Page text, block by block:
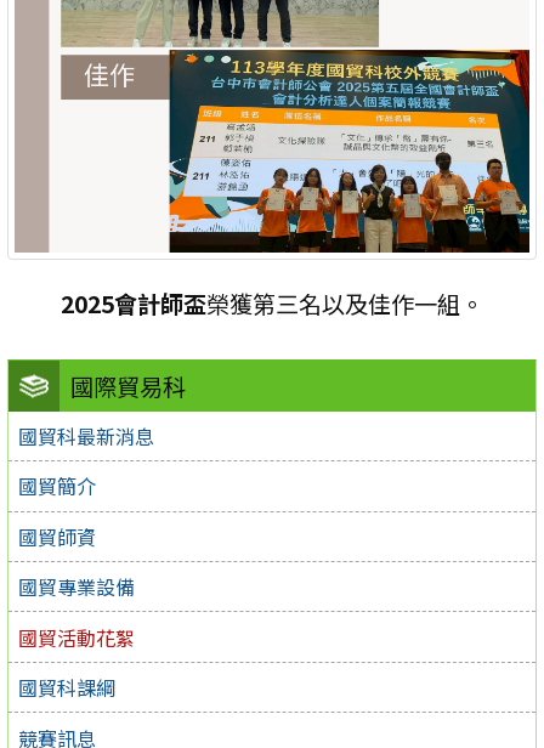
國際貿易科
國貿科最新消息
國貿簡介
國貿師資
國貿專業設備
國貿活動花絮
國貿科課綱
競賽訊息
2025會計師盃榮獲第三名以及佳作一組。